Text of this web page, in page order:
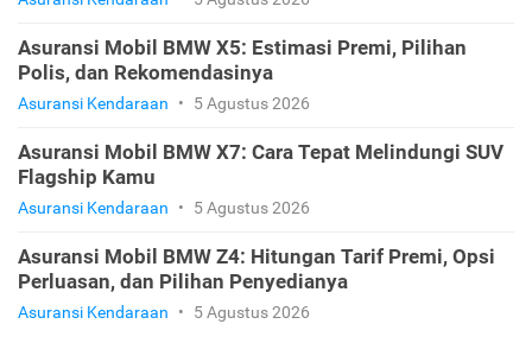
Asuransi Mobil BMW X5: Estimasi Premi, Pilihan
Polis, dan Rekomendasinya
Asuransi Kendaraan • 5 Agustus 2026
Asuransi Mobil BMW X7: Cara Tepat Melindungi SUV
Flagship Kamu
Asuransi Kendaraan • 5 Agustus 2026
Asuransi Mobil BMW Z4: Hitungan Tarif Premi, Opsi
Perluasan, dan Pilihan Penyedianya
Asuransi Kendaraan • 5 Agustus 2026